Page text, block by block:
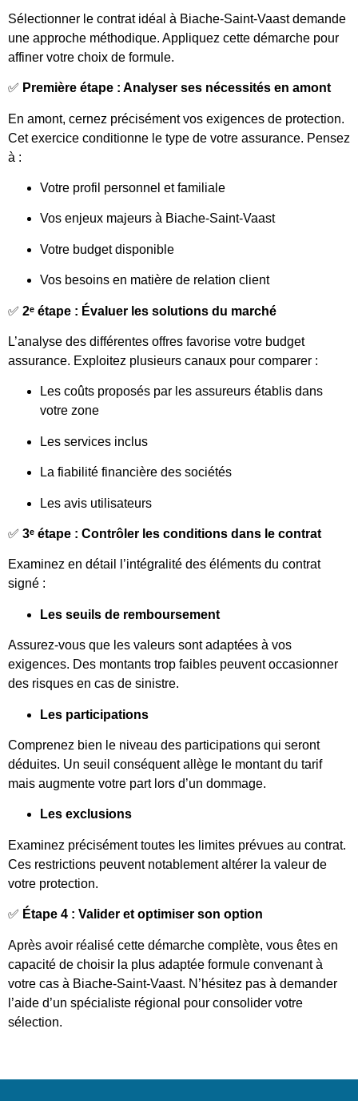
Sélectionner le contrat idéal à Biache-Saint-Vaast demande
une approche méthodique. Appliquez cette démarche pour
affiner votre choix de formule.
✅ Première étape : Analyser ses nécessités en amont
En amont, cernez précisément vos exigences de protection.
Cet exercice conditionne le type de votre assurance. Pensez
à :
Votre profil personnel et familiale
Vos enjeux majeurs à Biache-Saint-Vaast
Votre budget disponible
Vos besoins en matière de relation client
✅ 2ᵉ étape : Évaluer les solutions du marché
L’analyse des différentes offres favorise votre budget
assurance. Exploitez plusieurs canaux pour comparer :
Les coûts proposés par les assureurs établis dans
votre zone
Les services inclus
La fiabilité financière des sociétés
Les avis utilisateurs
✅ 3ᵉ étape : Contrôler les conditions dans le contrat
Examinez en détail l’intégralité des éléments du contrat
signé :
Les seuils de remboursement
Assurez-vous que les valeurs sont adaptées à vos
exigences. Des montants trop faibles peuvent occasionner
des risques en cas de sinistre.
Les participations
Comprenez bien le niveau des participations qui seront
déduites. Un seuil conséquent allège le montant du tarif
mais augmente votre part lors d’un dommage.
Les exclusions
Examinez précisément toutes les limites prévues au contrat.
Ces restrictions peuvent notablement altérer la valeur de
votre protection.
✅ Étape 4 : Valider et optimiser son option
Après avoir réalisé cette démarche complète, vous êtes en
capacité de choisir la plus adaptée formule convenant à
votre cas à Biache-Saint-Vaast. N’hésitez pas à demander
l’aide d’un spécialiste régional pour consolider votre
sélection.